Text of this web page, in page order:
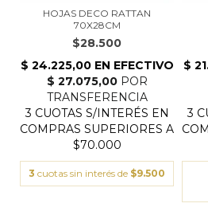
HOJAS DECO RATTAN
70X28CM
$28.500
3 cuotas sin interés de $9.500